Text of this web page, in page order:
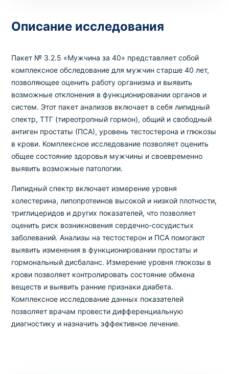
Описание исследования
Пакет № 3.2.5 «Мужчина за 40» представляет собой
комплексное обследование для мужчин старше 40 лет,
позволяющее оценить работу организма и выявить
возможные отклонения в функционировании органов и
систем. Этот пакет анализов включает в себя липидный
спектр, ТТГ (тиреотропный гормон), общий и свободный
антиген простаты (ПСА), уровень тестостерона и глюкозы
в крови. Комплексное исследование позволяет оценить
общее состояние здоровья мужчины и своевременно
выявить возможные патологии.
Липидный спектр включает измерение уровня
холестерина, липопротеинов высокой и низкой плотности,
триглицеридов и других показателей, что позволяет
оценить риск возникновения сердечно-сосудистых
заболеваний. Анализы на тестостерон и ПСА помогают
выявить изменения в функционировании простаты и
гормональный дисбаланс. Измерение уровня глюкозы в
крови позволяет контролировать состояние обмена
веществ и выявить ранние признаки диабета.
Комплексное исследование данных показателей
позволяет врачам провести дифференциальную
диагностику и назначить эффективное лечение.
необходимы,запишитесь к врачу
* Администрация клиники принимает все меры для
своевременного обновления размещённого на сайте
прайс-листа. Однако, чтобы избежать возможных
недоразумений, рекомендуем уточнять стоимость и
сроки выполнения исследований по телефонам,
указанным на сайте.